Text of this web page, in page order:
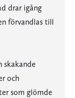
drar igång
förvandlas till
skakande
och
som glömde